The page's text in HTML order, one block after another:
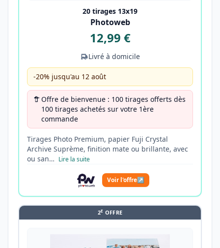
20 tirages 13x19
Photoweb
12,99 €
Livré à domicile
-20% jusqu'au 12 août
Offre de bienvenue : 100 tirages offerts dès
100 tirages achetés sur votre 1ère
commande
Tirages Photo Premium, papier Fuji Crystal
Archive Suprème, finition mate ou brillante, avec
ou san… Lire la suite
Voir l'offre↗
2E OFFRE